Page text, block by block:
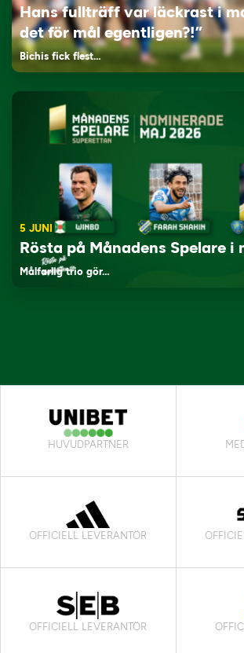
Hans fullträff var läckrast i
det för mål egentligen?!”
Bichis fick flest…
5 JUNI
Rösta på Månadens Spelare i
Målfarlig trio gör…
HUVUDPARTNER
OFFICIELL LEVERANTÖR
OFFICIELL LEVERANTÖR